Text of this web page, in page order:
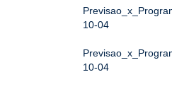
10-04
10-04